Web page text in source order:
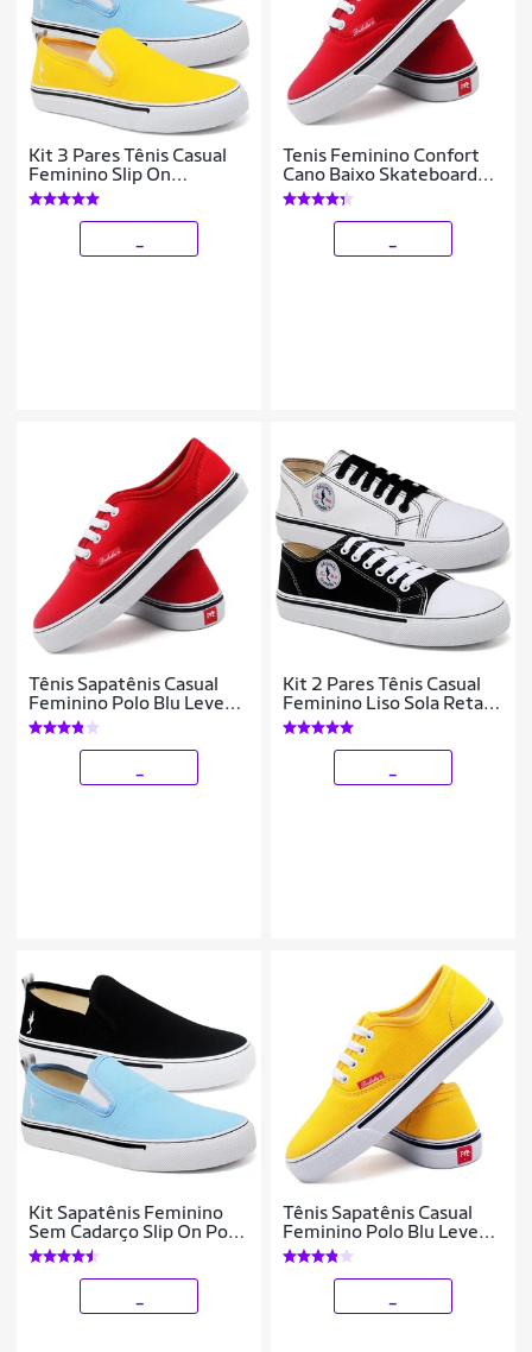
Kit 3 Pares Tênis Casual
Feminino Slip On
Conforto Leve
Tenis Feminino Confort
Cano Baixo Skateboard
Casual
Tênis Sapatênis Casual
Feminino Polo Blu Leve
Confortável
Kit 2 Pares Tênis Casual
Feminino Liso Sola Reta
Conforto
Kit Sapatênis Feminino
Sem Cadarço Slip On Polo
Blu Leve Calce Fácil
Tênis Sapatênis Casual
Feminino Polo Blu Leve
Confortável